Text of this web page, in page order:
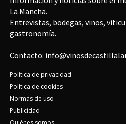
La Mancha.
Entrevistas, bodegas, vinos,
gastronomía.
Contacto:
Política de privacidad
Política de cookies
Normas de uso
Publicidad